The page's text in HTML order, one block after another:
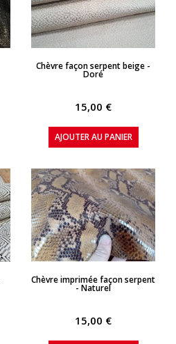
APERÇU RAPIDE
Chèvre façon serpent beige -
Doré
15,00 €
AJOUTER AU PANIER
APERÇU RAPIDE
Chèvre imprimée façon serpent
- Naturel
15,00 €